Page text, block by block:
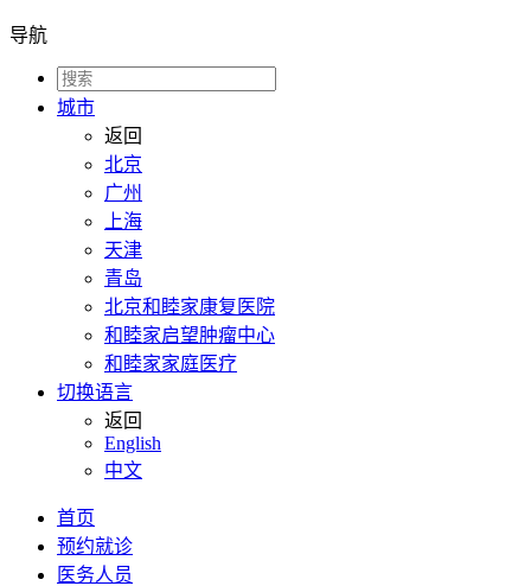
导航
城市
返回
北京
广州
上海
天津
青岛
北京和睦家康复医院
和睦家启望肿瘤中心
和睦家家庭医疗
切换语言
返回
English
中文
首页
预约就诊
医务人员